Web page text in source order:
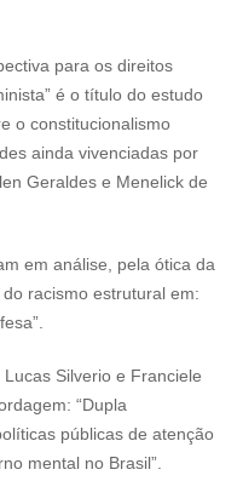
para os direitos
é o título do estudo
o constitucionalismo
ainda vivenciadas por
Geraldes e Menelick de
em análise, pela ótica da
racismo estrutural em:
Silverio e Franciele
“Dupla
públicas de atenção
mental no Brasil”.